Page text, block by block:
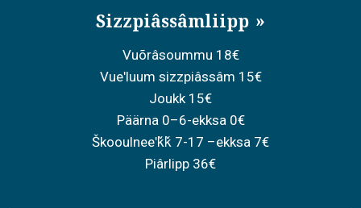
Sizzpiâssâmliipp
Vuõrâsoummu 18€
Vueʹluum sizzpiâssâm 15€
Joukk 15€
Päärna 0–6-ekksa 0€
Škooulneeʹǩǩ 7-17 –ekksa 7€
Piârlipp 36€